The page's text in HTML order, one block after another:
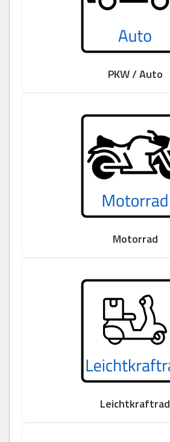
PKW / Auto
Motorrad
Leichtkraftrad